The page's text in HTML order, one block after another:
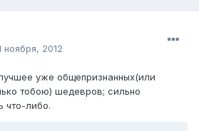
ноября, 2012
уже общепризнанных(или
тобою) шедевров; сильно
что-либо.